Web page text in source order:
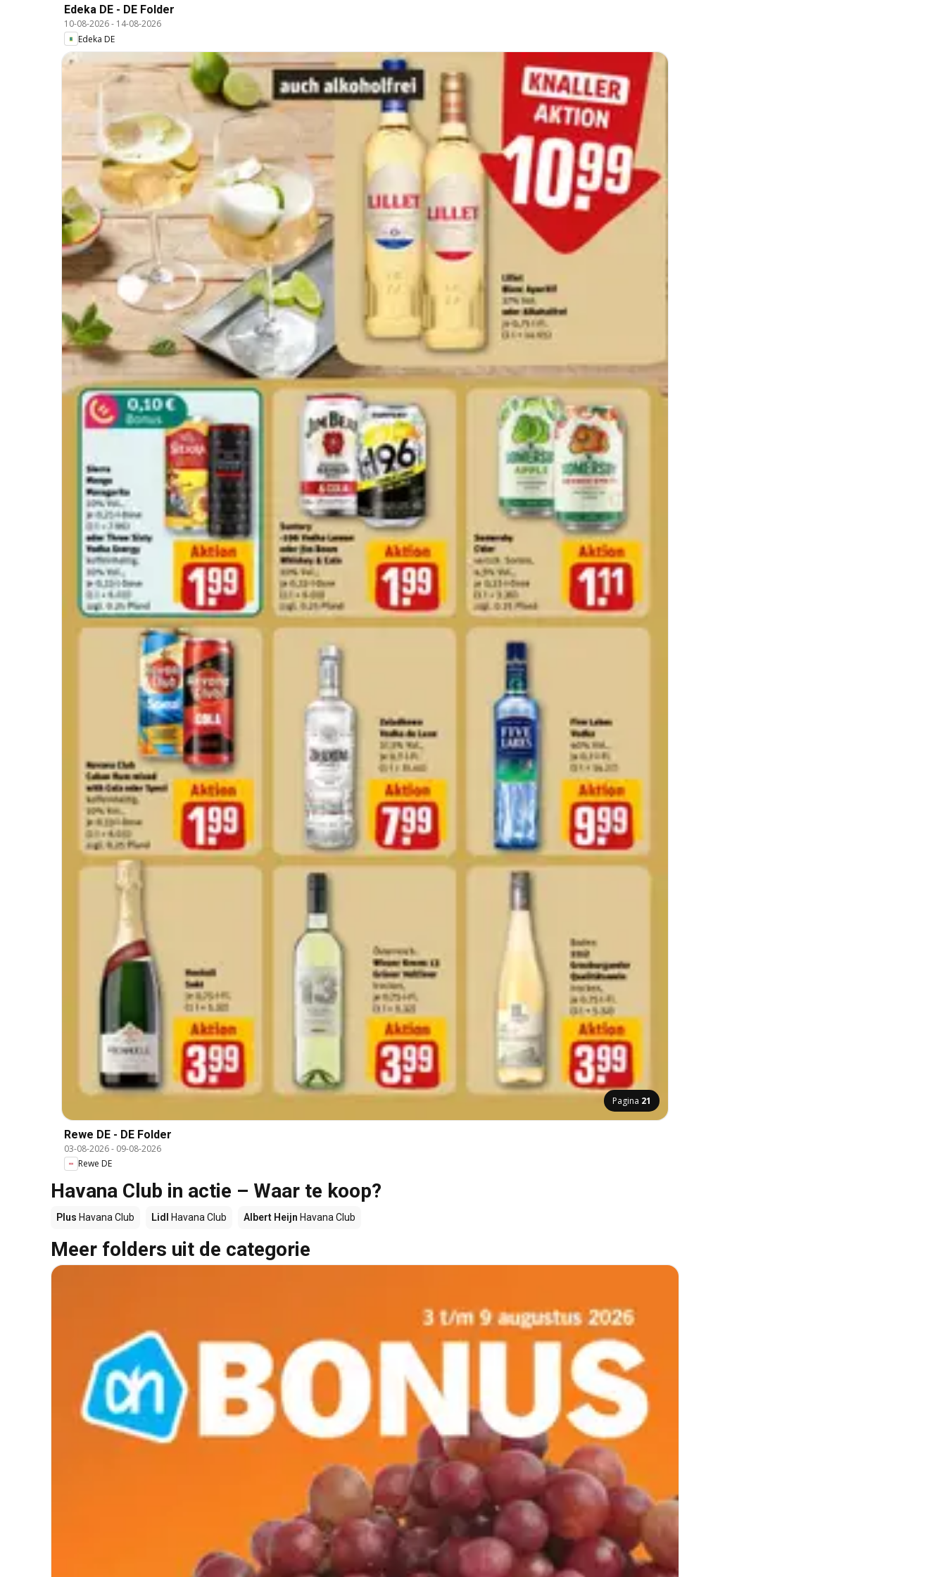
Edeka DE - DE Folder
10-08-2026- 14-08-2026
Edeka DE
Pagina 21
Rewe DE - DE Folder
03-08-2026- 09-08-2026
Rewe DE
Havana Club in actie – Waar te koop?
Plus Havana Club Lidl Havana Club Albert Heijn Havana Club
Meer folders uit de categorie